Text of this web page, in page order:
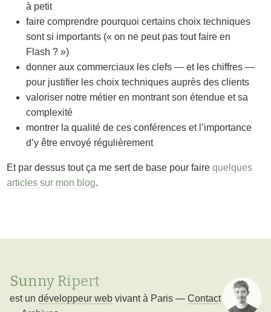
à petit
faire comprendre pourquoi certains choix techniques
sont si importants (« on ne peut pas tout faire en
Flash ? »)
donner aux commerciaux les clefs — et les chiffres —
pour justifier les choix techniques auprès des clients
valoriser notre métier en montrant son étendue et sa
complexité
montrer la qualité de ces conférences et l’importance
d’y être envoyé régulièrement
Et par dessus tout ça me sert de base pour fairequelques
articles sur mon blog.
Sunny Ripert
est un développeur web vivant à Paris — Contact